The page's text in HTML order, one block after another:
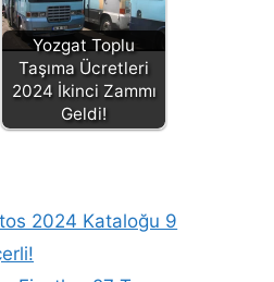
Yozgat Toplu
Taşıma Ücretleri
2024 İkinci Zammı
Geldi!
2024 Kataloğu 9